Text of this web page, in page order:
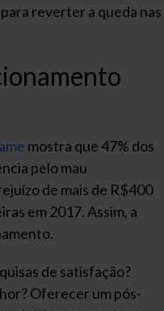
reverter a queda nas
mostra que 47% dos
pelo mau
de mais de R$400
em 2017. Assim, a
de satisfação?
Oferecer um pós-